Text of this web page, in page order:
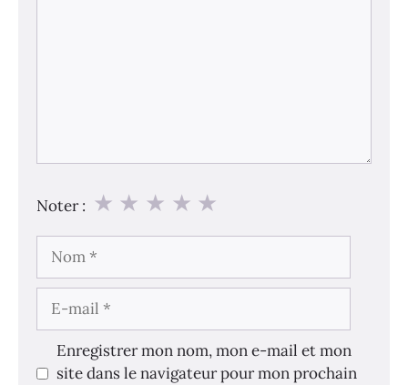
Noter : ★
★
★
★
★
Nom
E-
mail
Enregistrer mon nom, mon e-mail et mon
site dans le navigateur pour mon prochain